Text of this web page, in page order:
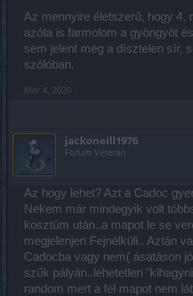
Az mennyire életszerű, hogy 4.
azóta is farmolom a gyöngyöt
sem jelent meg a dísztelen sír,
szólóban.
Mar 4, 2020
jackoneill1976
Forum Veteran
Az hogy lehet? Azt a Cadoc
Nekem már mindegyik volt
kosztüm után..a mapot le se
megjelenjen Fejnélküli.. Aztán
Cadocba vagy nem( ásatáson
szűk pályán..lehetetlen
random mert a fél mapot nem